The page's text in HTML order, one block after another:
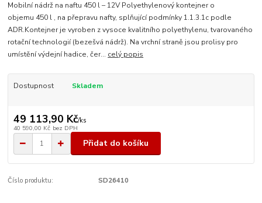
Mobilní nádrž na naftu 450 l – 12V Polyethylenový kontejner o
objemu 450 l , na přepravu nafty, splňující podmínky 1.1.3.1c podle
ADR.Kontejner je vyroben z vysoce kvalitního polyethylenu, tvarovaného
rotační technologií (bezešvá nádrž). Na vrchní straně jsou prolisy pro
umístění výdejní hadice, čer... celý popis
Dostupnost Skladem
49 113,90 Kč/ks
40 590,00 Kč bez DPH
Přidat do košíku
Číslo produktu: SD26410